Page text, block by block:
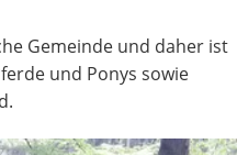
Gemeinde und daher ist
und Ponys sowie